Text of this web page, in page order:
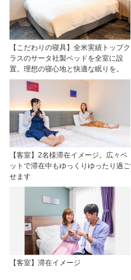
【こだわりの寝具】全米実績トップク
ラスのサータ社製ベッドを全室に設
置。理想の寝心地と快適な眠りを。
【客室】2名様滞在イメージ。広々ベ
ットで滞在中もゆっくりゆったり過ご
せます
【客室】滞在イメージ